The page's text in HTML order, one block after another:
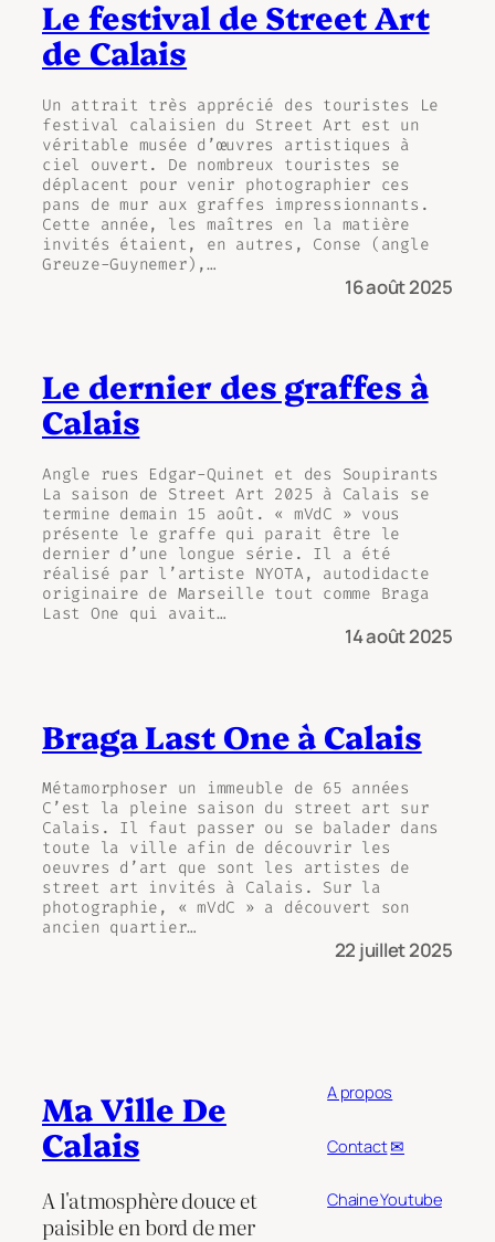
Le festival de Street Art
de Calais
Un attrait très apprécié des touristes Le
festival calaisien du Street Art est un
véritable musée d’œuvres artistiques à
ciel ouvert. De nombreux touristes se
déplacent pour venir photographier ces
pans de mur aux graffes impressionnants.
Cette année, les maîtres en la matière
invités étaient, en autres, Conse (angle
Greuze-Guynemer),…
16 août 2025
Le dernier des graffes à
Calais
Angle rues Edgar-Quinet et des Soupirants
La saison de Street Art 2025 à Calais se
termine demain 15 août. « mVdC » vous
présente le graffe qui parait être le
dernier d’une longue série. Il a été
réalisé par l’artiste NYOTA, autodidacte
originaire de Marseille tout comme Braga
Last One qui avait…
14 août 2025
Braga Last One à Calais
Métamorphoser un immeuble de 65 années
C’est la pleine saison du street art sur
Calais. Il faut passer ou se balader dans
toute la ville afin de découvrir les
oeuvres d’art que sont les artistes de
street art invités à Calais. Sur la
photographie, « mVdC » a découvert son
ancien quartier…
22 juillet 2025
Ma Ville De
Calais
A l'atmosphère douce et
paisible en bord de mer
A propos
Contact✉
Chaine Youtube